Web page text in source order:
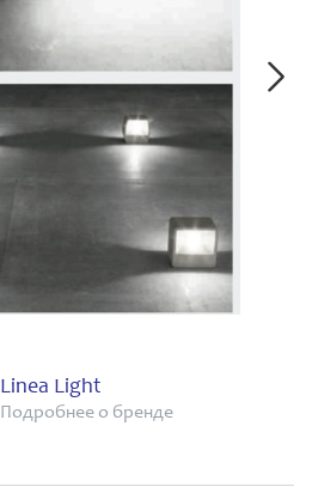
Linea Light
Подробнее о бренде